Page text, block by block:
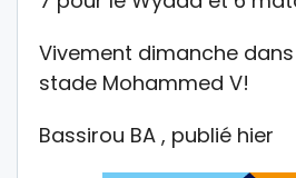
Vivement dimanche
stade Mohammed V!
Bassirou BA , publié hier